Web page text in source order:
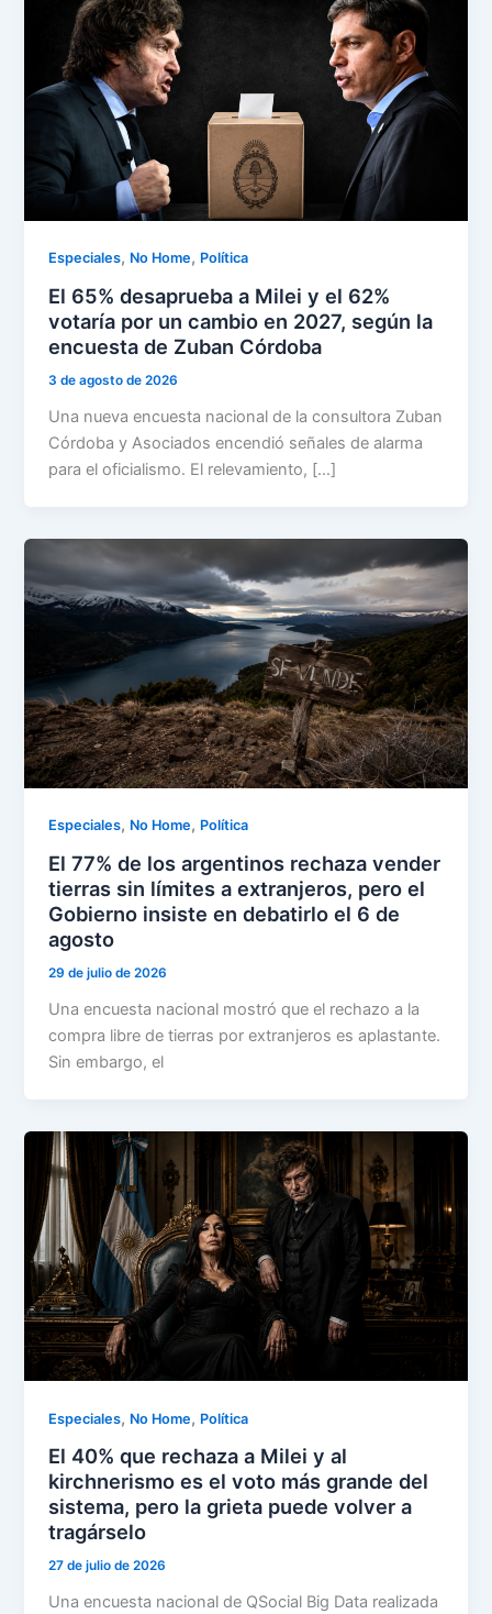
Especiales, No Home, Política
El 65% desaprueba a Milei y el 62%
votaría por un cambio en 2027, según la
encuesta de Zuban Córdoba
3 de agosto de 2026
Una nueva encuesta nacional de la consultora Zuban
Córdoba y Asociados encendió señales de alarma
para el oficialismo. El relevamiento, […]
Especiales, No Home, Política
El 77% de los argentinos rechaza vender
tierras sin límites a extranjeros, pero el
Gobierno insiste en debatirlo el 6 de
agosto
29 de julio de 2026
Una encuesta nacional mostró que el rechazo a la
compra libre de tierras por extranjeros es aplastante.
Sin embargo, el
Especiales, No Home, Política
El 40% que rechaza a Milei y al
kirchnerismo es el voto más grande del
sistema, pero la grieta puede volver a
tragárselo
27 de julio de 2026
Una encuesta nacional de QSocial Big Data realizada